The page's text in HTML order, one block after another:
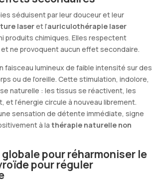
séduisent par leur douceur et leur
laseret l’auriculothérapie laser
produits chimiques. Elles respectent
ne provoquent aucun effet secondaire.
faisceau lumineux de faible intensité sur des
ou de l’oreille. Cette stimulation, indolore,
naturelle : les tissus se réactivent, les
et l’énergie circule à nouveau librement.
sensation de détente immédiate, signe
à la thérapie naturelle non
pour réharmoniser le
pour réguler